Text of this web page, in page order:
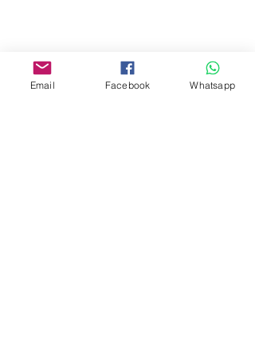
www.facebook.com/toyercityhk
Whatsapp: 6376 7756
Email Facebook Whatsapp